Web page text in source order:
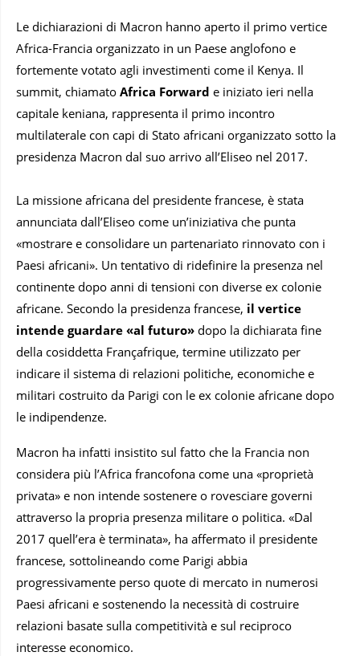
Le dichiarazioni di Macron hanno aperto il primo vertice
Africa-Francia organizzato in un Paese anglofono e
fortemente votato agli investimenti come il Kenya. Il
summit, chiamato Africa Forward e iniziato ieri nella
capitale keniana, rappresenta il primo incontro
multilaterale con capi di Stato africani organizzato sotto la
presidenza Macron dal suo arrivo all’Eliseo nel 2017.
La missione africana del presidente francese, è stata
annunciata dall’Eliseo come un’iniziativa che punta
«mostrare e consolidare un partenariato rinnovato con i
Paesi africani». Un tentativo di ridefinire la presenza nel
continente dopo anni di tensioni con diverse ex colonie
africane. Secondo la presidenza francese, il vertice
intende guardare «al futuro» dopo la dichiarata fine
della cosiddetta Françafrique, termine utilizzato per
indicare il sistema di relazioni politiche, economiche e
militari costruito da Parigi con le ex colonie africane dopo
le indipendenze.
Macron ha infatti insistito sul fatto che la Francia non
considera più l’Africa francofona come una «proprietà
privata» e non intende sostenere o rovesciare governi
attraverso la propria presenza militare o politica. «Dal
2017 quell’era è terminata», ha affermato il presidente
francese, sottolineando come Parigi abbia
progressivamente perso quote di mercato in numerosi
Paesi africani e sostenendo la necessità di costruire
relazioni basate sulla competitività e sul reciproco
interesse economico.